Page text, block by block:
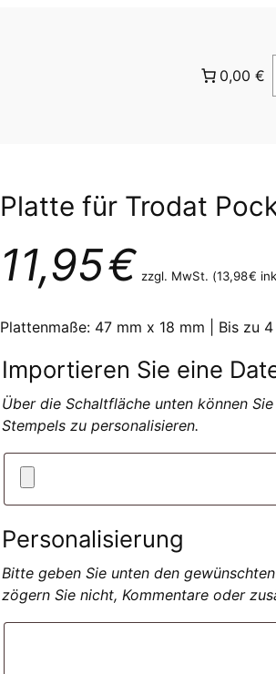
0,00 €
Platte für Trodat
11,95€ zzgl. MwSt. (13,98€
Plattenmaße: 47 mm x 18 mm | Bis zu
Importieren Sie eine
Über die Schaltfläche unten können
Stempels zu personalisieren.
Personalisierung
Bitte geben Sie unten den
zögern Sie nicht, Kommentare oder